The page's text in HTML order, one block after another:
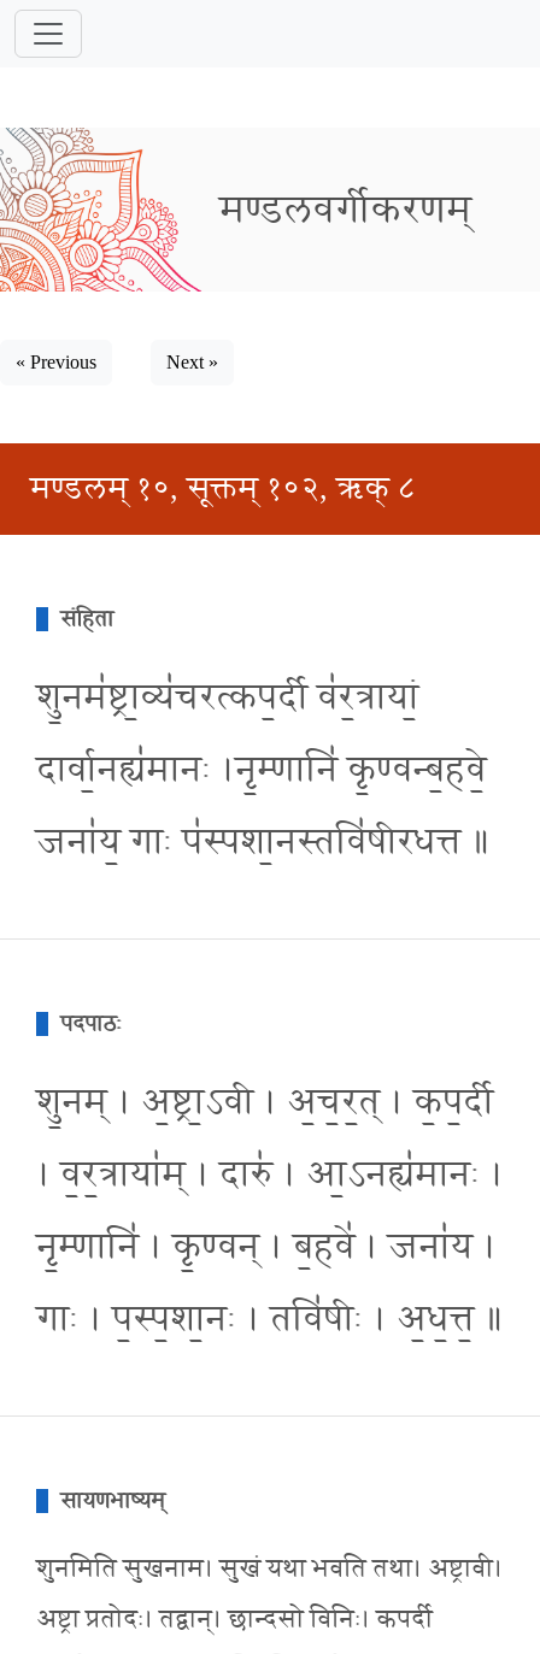
मण्डलवर्गीकरणम्
« Previous Next »
मण्डलम् १०, सूक्तम् १०२, ऋक् ८
संहिता
शु॒नम॑ष्ट्रा॒व्य॑चरत्कप॒र्दी व॑र॒त्रायां॒
दार्वा॒नह्य॑मानः ।नृ॒म्णानि॑ कृ॒ण्वन्ब॒हवे॒
जना॑य॒ गाः प॑स्पशा॒नस्तवि॑षीरधत्त ॥
पदपाठः
शु॒नम् । अ॒ष्ट्रा॒ऽवी । अ॒च॒र॒त् । क॒प॒र्दी
। व॒र॒त्राया॑म् । दारु॑ । आ॒ऽनह्य॑मानः ।
नृ॒म्णानि॑ । कृ॒ण्वन् । ब॒हवे॑ । जना॑य ।
गाः । प॒स्प॒शा॒नः । तवि॑षीः । अ॒ध॒त्त॒ ॥
सायणभाष्यम्
शुनमिति सुखनाम। सुखं यथा भवति तथा। अष्ट्रावी।
अष्ट्रा प्रतोदः। तद्वान्। छान्दसो विनिः। कपर्दी